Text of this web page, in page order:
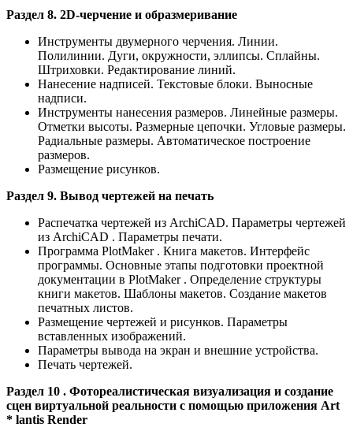
Раздел 8. 2D-черчение и образмеривание
Инструменты двумерного черчения. Линии.
Полилинии. Дуги, окружности, эллипсы. Сплайны.
Штриховки. Редактирование линий.
Нанесение надписей. Текстовые блоки. Выносные
надписи.
Инструменты нанесения размеров. Линейные размеры.
Отметки высоты. Размерные цепочки. Угловые размеры.
Радиальные размеры. Автоматическое построение
размеров.
Размещение рисунков.
Раздел 9. Вывод чертежей на печать
Распечатка чертежей из ArchiCAD. Параметры чертежей
из ArchiCAD . Параметры печати.
Программа PlotMaker . Книга макетов. Интерфейс
программы. Основные этапы подготовки проектной
документации в PlotMaker . Определение структуры
книги макетов. Шаблоны макетов. Создание макетов
печатных листов.
Размещение чертежей и рисунков. Параметры
вставленных изображений.
Параметры вывода на экран и внешние устройства.
Печать чертежей.
Раздел 10 . Фотореалистическая визуализация и создание
сцен виртуальной реальности с помощью приложения Art
* lantis Render